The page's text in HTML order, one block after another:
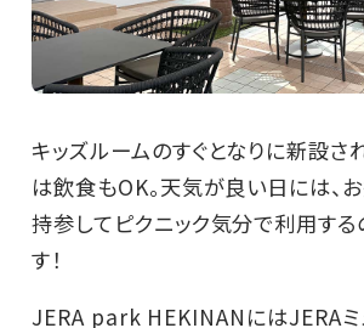
キッズルームのすぐとなりに新設さ
は飲食もOK。天気が良い日には、
持参してピクニック気分で利用す
す！
JERA park HEKINANにはJERAミ